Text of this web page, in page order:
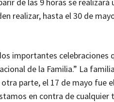
realizar, hasta el 30 de
importantes
de la Familia.” La
parte, el 17 de mayo fue
en contra de